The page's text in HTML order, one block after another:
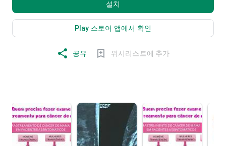
설치
Play 스토어 앱에서 확인
공유 위시리스트에 추가